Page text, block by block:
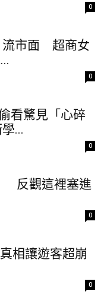
0
流市面 超商女
0
看驚見「心碎
...
0
反觀這裡塞進
0
相讓遊客超崩
0